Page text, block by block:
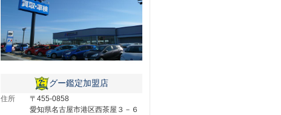
グー鑑定加盟店
住所
〒455-0858
愛知県名古屋市港区西茶屋３－６